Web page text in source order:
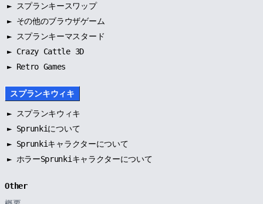
►
スプランキースワップ
► その他のブラウザゲーム
►
スプランキーマスタード
► Crazy Cattle 3D
► Retro Games
スプランキウィキ
►
スプランキウィキ
► Sprunkiについて
► Sprunkiキャラクターについて
► ホラーSprunkiキャラクターについて
Other